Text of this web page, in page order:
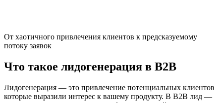
От хаотичного привлечения клиентов к предсказуемому
потоку заявок
Что такое лидогенерация в B2B
Лидогенерация — это привлечение потенциальных клиентов
которые выразили интерес к вашему продукту. В B2B лид —